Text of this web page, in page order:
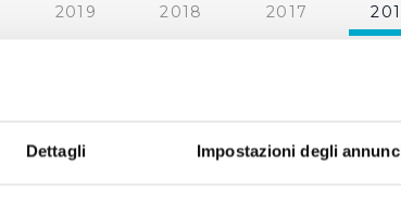
Dettagli Impostazioni degli
2019 2018 2017